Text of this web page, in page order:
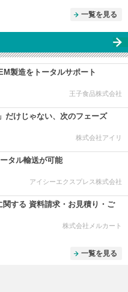
一覧を見る
製造をトータルサポート
王子食品株式会社
だけじゃない、次のフェーズ
株式会社アイリ
タル輸送が可能
アイシーエクスプレス株式会社
する 資料請求・お見積り・ご
株式会社メルカート
一覧を見る